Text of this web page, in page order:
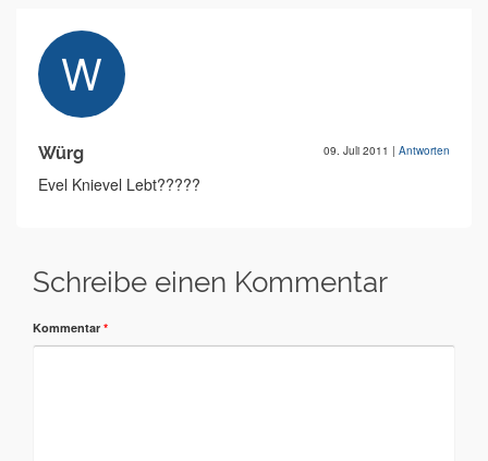
Würg 09. Juli 2011 | Antworten
Evel Knievel Lebt?????
Schreibe einen Kommentar
Kommentar *